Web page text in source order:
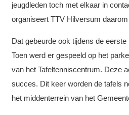
jeugdleden toch met elkaar in
organiseert TTV Hilversum
Dat gebeurde ook tijdens de
Toen werd er gespeeld op het
van het Tafeltenniscentrum. Deze
succes. Dit keer worden de tafels
het middenterrein van het